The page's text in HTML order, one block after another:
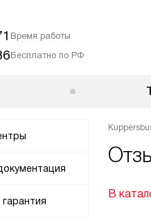
Время работы
Бесплатно по РФ
В